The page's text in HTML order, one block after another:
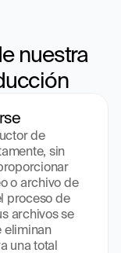
nuestra
de
sin
o archivo de
proceso de
archivos se
eliminan
una total